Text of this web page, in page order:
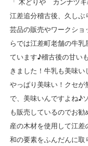
江差追分稽古後、久し
芸品の販売やワークシ
らでは江差町老舗の牛
ています♪稽古後の甘い
きました！牛乳も美味
やっぱり美味い！クセ
で、美味いんですよね♪
も販売しているのでお
産の木材を使用して江
和の要素をふんだんに